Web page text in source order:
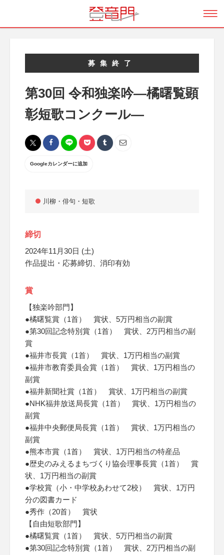
募集終了
第30回 令和独楽吟―橘曙覧顕
彰短歌コンクール―
Googleカレンダーに追加
川柳・俳句・短歌
締切
2024年11月30日 (土)
作品提出・応募締切、消印有効
賞
【独楽吟部門】
●橘曙覧賞（1首） 賞状、5万円相当の副賞
●第30回記念特別賞（1首） 賞状、2万円相当の副
賞
●福井市長賞（1首） 賞状、1万円相当の副賞
●福井市教育委員会賞（1首） 賞状、1万円相当の
副賞
●福井新聞社賞（1首） 賞状、1万円相当の副賞
●NHK福井放送局長賞（1首） 賞状、1万円相当の
副賞
●福井中央郵便局長賞（1首） 賞状、1万円相当の
副賞
●熊本市賞（1首） 賞状、1万円相当の特産品
●歴史のみえるまちづくり協会理事長賞（1首） 賞
状、1万円相当の副賞
●学校賞（小・中学校あわせて2校） 賞状、1万円
分の図書カード
●秀作（20首） 賞状
【自由短歌部門】
●橘曙覧賞（1首） 賞状、5万円相当の副賞
●第30回記念特別賞（1首） 賞状、2万円相当の副